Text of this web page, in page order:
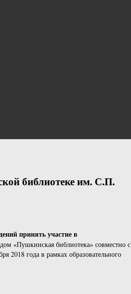
библиотеке им. С.П.
принять участие в
«Пушкинская библиотека» совместно с
2018 года в рамках образовательного